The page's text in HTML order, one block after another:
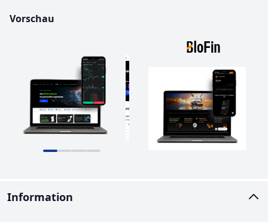
Vorschau
Information